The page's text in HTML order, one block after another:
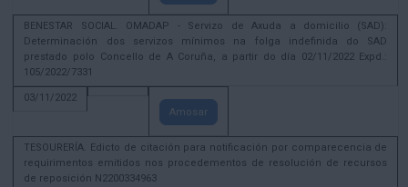
BENESTAR SOCIAL. OMADAP - Servizo de Axuda a domicilio (SAD):
Determinación dos servizos mínimos na folga indefinida do SAD
prestado polo Concello de A Coruña, a partir do día 02/11/2022 Expd.:
105/2022/7331
03/11/2022
Amosar
TESOURERÍA. Edicto de citación para notificación por comparecencia de
requirimentos emitidos nos procedementos de resolución de recursos
de reposición N2200334963